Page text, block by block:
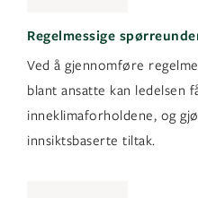
Regelmessige
Ved å gjennomføre
blant ansatte kan ledelsen
inneklimaforholdene, og
innsiktsbaserte tiltak.